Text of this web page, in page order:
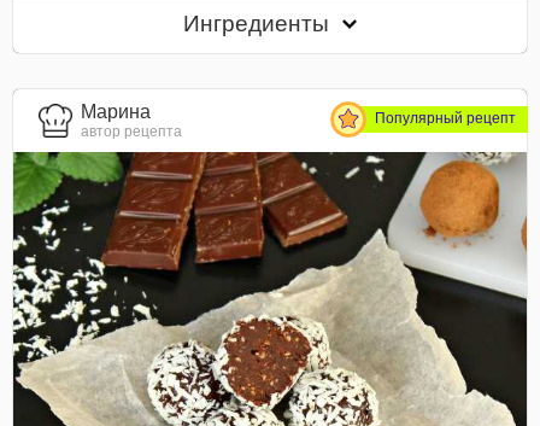
Ингредиенты
Марина
автор рецепта
Популярный рецепт